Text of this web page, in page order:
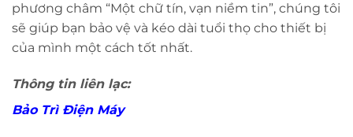
phương châm “Một chữ tín, vạn niềm tin”, chúng tôi
sẽ giúp bạn bảo vệ và kéo dài tuổi thọ cho thiết bị
của mình một cách tốt nhất.
Thông tin liên lạc:
Bảo Trì Điện Máy